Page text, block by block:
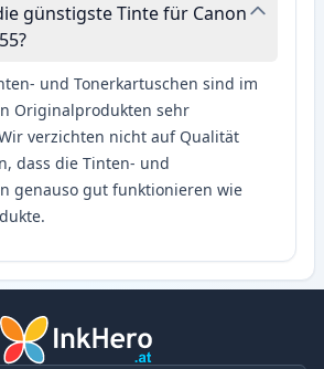
günstigste Tinte für Canon
und Tonerkartuschen sind im
Originalprodukten sehr
verzichten nicht auf Qualität
dass die Tinten- und
genauso gut funktionieren wie